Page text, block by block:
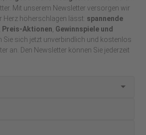
Mit unserem Newsletter versorgen wir
Herz höherschlagen lässt: spannende
Preis-Aktionen Gewinnspiele und
Sie sich jetzt unverbindlich und kostenlos
an. Den Newsletter können Sie jederzeit